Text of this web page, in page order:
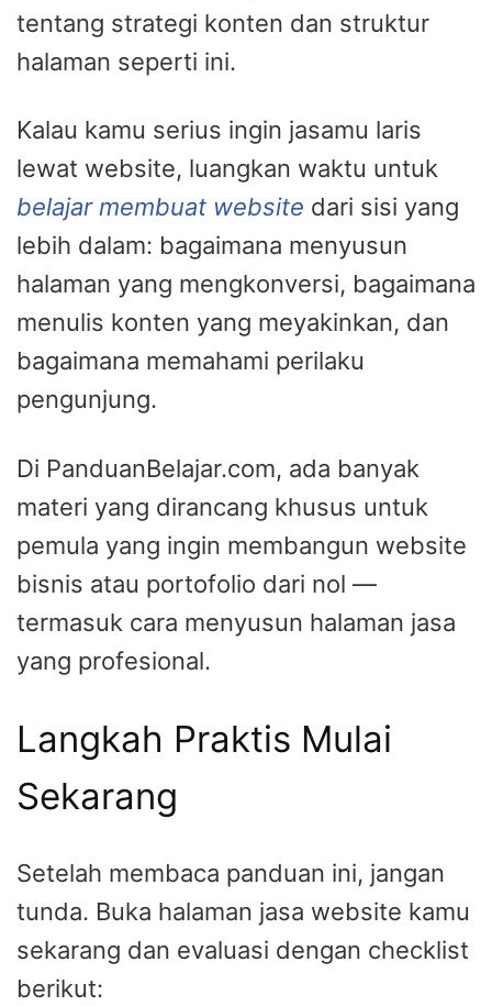
tentang strategi konten dan struktur
halaman seperti ini.
Kalau kamu serius ingin jasamu laris
lewat website, luangkan waktu untuk
belajar membuat website dari sisi yang
lebih dalam: bagaimana menyusun
halaman yang mengkonversi, bagaimana
menulis konten yang meyakinkan, dan
bagaimana memahami perilaku
pengunjung.
Di PanduanBelajar.com, ada banyak
materi yang dirancang khusus untuk
pemula yang ingin membangun website
bisnis atau portofolio dari nol —
termasuk cara menyusun halaman jasa
yang profesional.
Langkah Praktis Mulai
Sekarang
Setelah membaca panduan ini, jangan
tunda. Buka halaman jasa website kamu
sekarang dan evaluasi dengan checklist
berikut: